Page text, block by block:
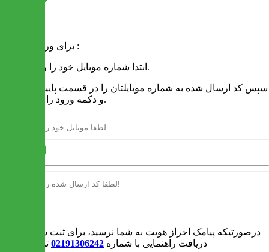
برای ورود به سایت :
1 - ابتدا شماره موبایل خود را وارد کنید.
و دکمه ورود را انتخاب کنید.
درصورتیکه پیامک احراز هویت به شما نرسید، برای ثبت سفارش و یا
دریافت راهنمایی با شماره 02191306242 تماس بگیرید